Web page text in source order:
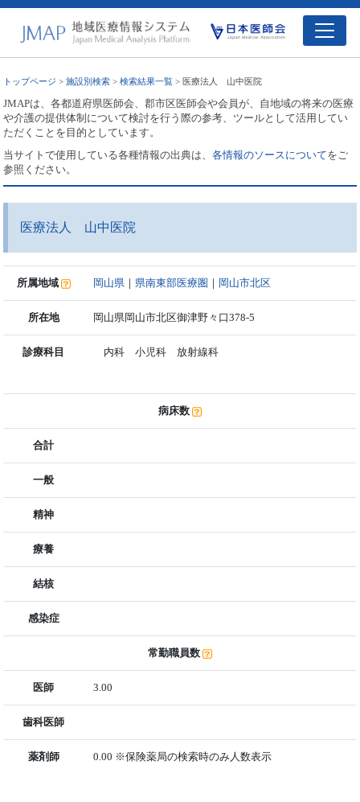
トップページ >施設別検索 >検索結果一覧 > 医療法人 山中医院
JMAPは、各都道府県医師会、郡市区医師会や会員が、自地域の将来の医療
や介護の提供体制について検討を行う際の参考、ツールとして活用してい
ただくことを目的としています。
当サイトで使用している各種情報の出典は、各情報のソースについてをご
参照ください。
医療法人 山中医院
所属地域 岡山県 ｜ 県南東部医療圏 ｜ 岡山市北区
所在地 岡山県岡山市北区御津野々口378-5
診療科目 内科 小児科 放射線科
病床数
合計
一般
精神
療養
結核
感染症
常勤職員数
医師 3.00
歯科医師
薬剤師 0.00 ※保険薬局の検索時のみ人数表示